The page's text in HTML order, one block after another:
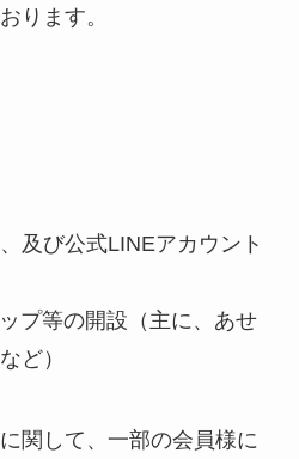
ります。
及び公式LINEアカウント
プ等の開設（主に、あせ
ど）
関して、一部の会員様に